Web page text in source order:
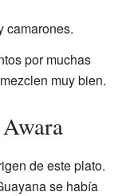
camarones.
por muchas
muy bien.
de este plato.
se había